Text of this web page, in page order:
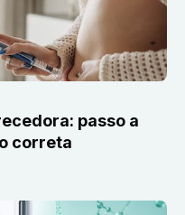
passo a
correta